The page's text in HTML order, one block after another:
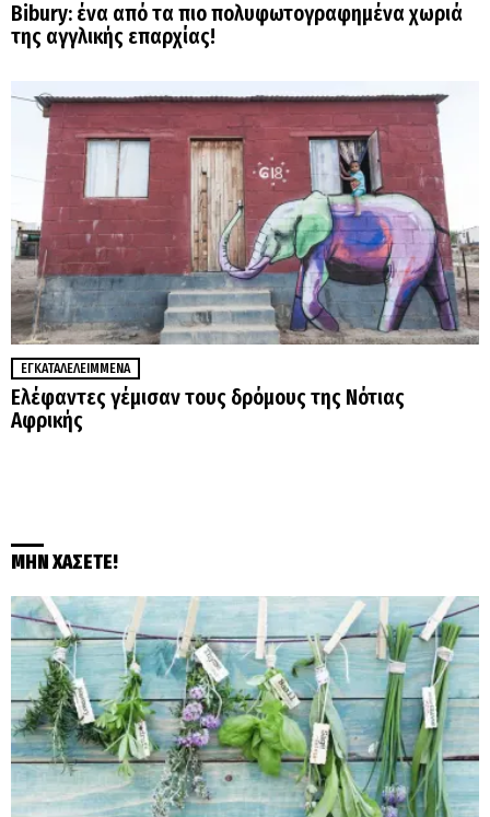
Bibury: ένα από τα πιο πολυφωτογραφημένα χωριά
της αγγλικής επαρχίας!
ΕΓΚΑΤΑΛΕΛΕΙΜΜΈΝΑ
Ελέφαντες γέμισαν τους δρόμους της Νότιας
Αφρικής
ΜΗΝ ΧΑΣΕΤΕ!